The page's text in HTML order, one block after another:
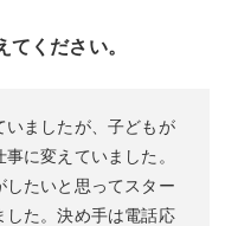
てください。
いましたが、子どもが
に変えていました。
したいと思ってスター
した。決め手は電話応